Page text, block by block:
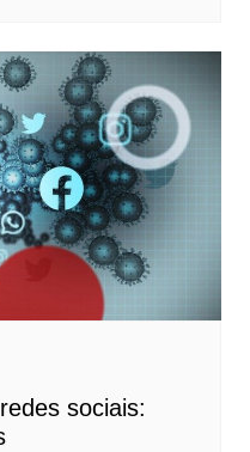
sociais: